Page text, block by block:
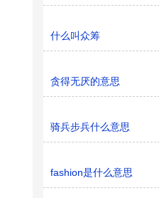
什么叫众筹
贪得无厌的意思
骑兵步兵什么意思
fashion是什么意思